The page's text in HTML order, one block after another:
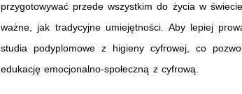
przygotowywać przede wszystkim do życia w
ważne, jak tradycyjne umiejętności. Aby lepiej
studia podyplomowe z higieny cyfrowej, co
edukację emocjonalno-społeczną z cyfrową.